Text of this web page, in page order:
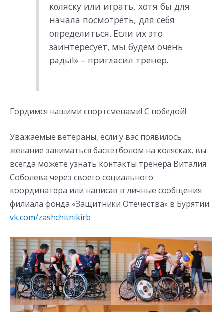
коляску или играть, хотя бы для
начала посмотреть, для себя
определиться. Если их это
заинтересует, мы будем очень
рады!» – пригласил тренер.
Гордимся нашими спортсменами! С победой!
Уважаемые ветераны, если у вас появилось
желание заниматься баскетболом на колясках, вы
всегда можете узнать контакты тренера Виталия
Соболева через своего социального
координатора или написав в личные сообщения
филиала фонда «Защитники Отечества» в Бурятии:
vk.com/zashchitnikirb